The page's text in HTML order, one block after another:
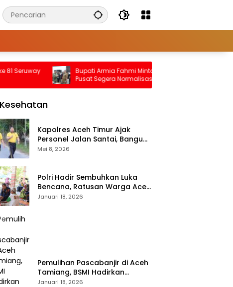
Seruway
Bupati Armia Fahmi Minta Pemerintah
Pusat Segera Normalisasi Sungai
Tamiang, Cegah Banjir Terjadi Lagi
Kesehatan
Kapolres Aceh Timur Ajak
Personel Jalan Santai, Bangun
Semangat Sehat dan Solid
Mei 8, 2026
Polri Hadir Sembuhkan Luka
Bencana, Ratusan Warga Aceh
Tengah Terlayani Bakti
Januari 18, 2026
Pemulihan Pascabanjir di Aceh
Tamiang, BSMI Hadirkan
Layanan Kesehatan
Januari 18, 2026